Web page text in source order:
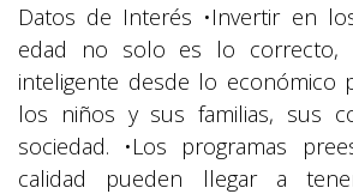
Datos de Interés •Invertir en
edad no solo es lo correcto,
inteligente desde lo económico
los niños y sus familias, sus
sociedad. •Los programas
calidad pueden llegar a